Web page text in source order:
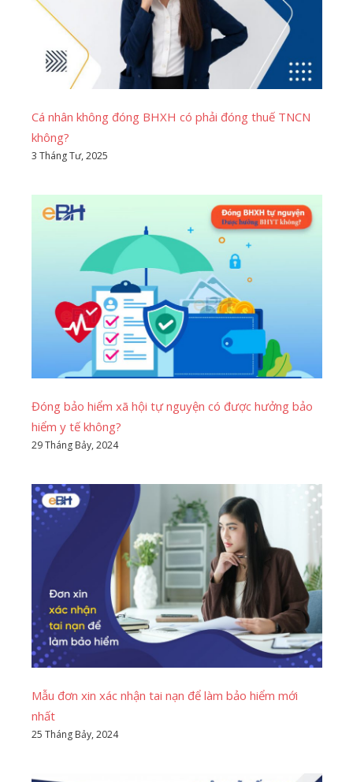
Cá nhân không đóng BHXH có phải đóng thuế TNCN
không?
3 Tháng Tư, 2025
Đóng bảo hiểm xã hội tự nguyện có được hưởng bảo
hiểm y tế không?
29 Tháng Bảy, 2024
Mẫu đơn xin xác nhận tai nạn để làm bảo hiểm mới
nhất
25 Tháng Bảy, 2024